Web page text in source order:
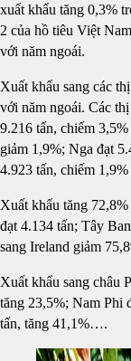
xuất khẩu tăng 0,3%
2 của hồ tiêu Việt
với năm ngoái.
Xuất khẩu sang các
với năm ngoái. Các
9.216 tấn, chiếm
giảm 1,9%; Nga đạt
4.923 tấn, chiếm
Xuất khẩu tăng
đạt 4.134 tấn; Tây
sang Ireland giảm
Xuất khẩu sang châu
tăng 23,5%; Nam Phi
tấn, tăng 41,1%….